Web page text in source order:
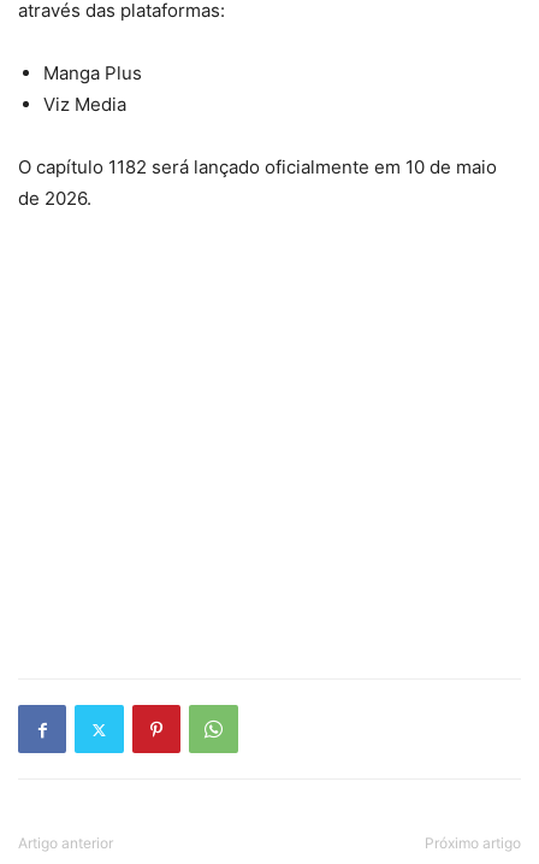
através das plataformas:
Manga Plus
Viz Media
O capítulo 1182 será lançado oficialmente em 10 de maio
de 2026.
Artigo anterior Próximo artigo